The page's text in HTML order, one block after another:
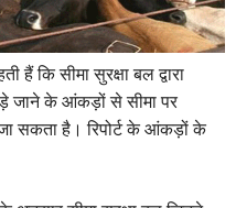
हैं कि सीमा सुरक्षा बल द्वारा
जाने के आंकड़ों से सीमा पर
सकता है। रिपोर्ट के आंकड़ों के